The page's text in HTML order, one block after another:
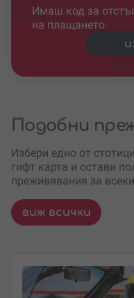
Имаш код за
на плащането.
Подобни
Избери едно от
гифт карта и остави
преживявания за
виж всички